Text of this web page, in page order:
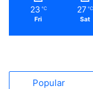
23 ℃
Fri
27 ℃
Sat
Popular